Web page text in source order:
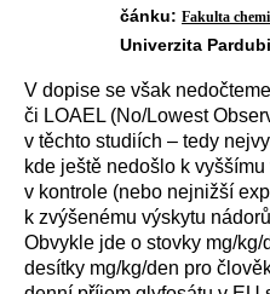
čánku: Fakulta
Univerzita
V dopise se však
či LOAEL (No/Lowest
v těchto studiích – tedy
kde ještě nedošlo k
v kontrole (nebo nejnižší
k zvýšenému výskytu
Obvykle jde o stovky mg/
desítky mg/kg/den pro